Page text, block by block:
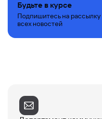
Будьте в курсе
Подпишитесь на рассылку
всех новостей